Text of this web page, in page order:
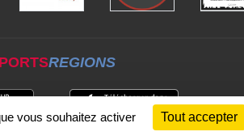
REGIONS
vous souhaitez activer Tout accepter